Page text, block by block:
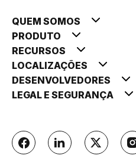
QUEM SOMOS
PRODUTO
RECURSOS
LOCALIZAÇÕES
DESENVOLVEDORES
LEGAL E SEGURANÇA